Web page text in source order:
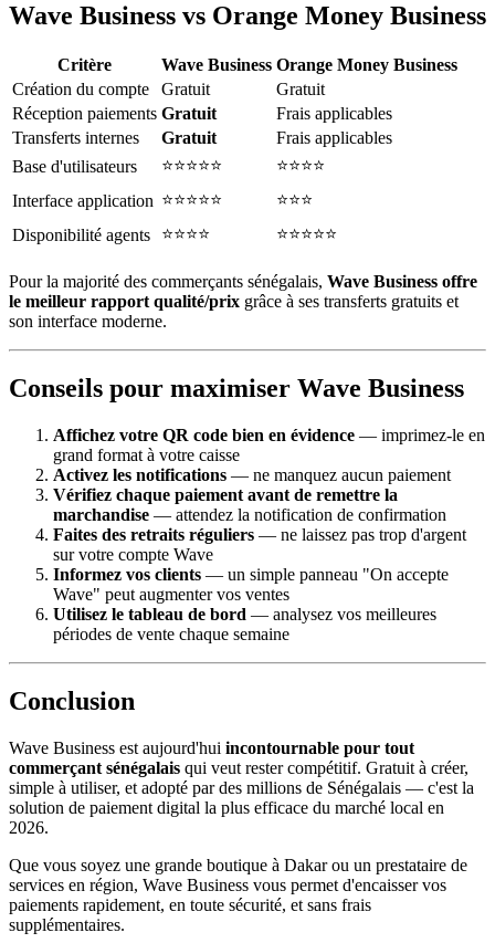
Wave Business vs Orange Money Business
Critère Wave Business Orange Money Business
Création du compte
Gratuit
Gratuit
Réception paiements Gratuit
Frais applicables
Transferts internes
Gratuit
Frais applicables
Base d'utilisateurs
⭐⭐⭐⭐⭐
⭐⭐⭐⭐
Interface application ⭐⭐⭐⭐⭐
⭐⭐⭐
Disponibilité agents
⭐⭐⭐⭐ ⭐⭐⭐⭐⭐
Pour la majorité des commerçants sénégalais, Wave Business offre
le meilleur rapport qualité/prix grâce à ses transferts gratuits et
son interface moderne.
Conseils pour maximiser Wave Business
Affichez votre QR code bien en évidence — imprimez-le en
grand format à votre caisse
Activez les notifications — ne manquez aucun paiement
Vérifiez chaque paiement avant de remettre la
marchandise — attendez la notification de confirmation
Faites des retraits réguliers — ne laissez pas trop d'argent
sur votre compte Wave
Informez vos clients — un simple panneau "On accepte
Wave" peut augmenter vos ventes
Utilisez le tableau de bord — analysez vos meilleures
périodes de vente chaque semaine
Conclusion
Wave Business est aujourd'hui incontournable pour tout
commerçant sénégalais qui veut rester compétitif. Gratuit à créer,
simple à utiliser, et adopté par des millions de Sénégalais — c'est la
solution de paiement digital la plus efficace du marché local en
2026.
Que vous soyez une grande boutique à Dakar ou un prestataire de
services en région, Wave Business vous permet d'encaisser vos
paiements rapidement, en toute sécurité, et sans frais
supplémentaires.